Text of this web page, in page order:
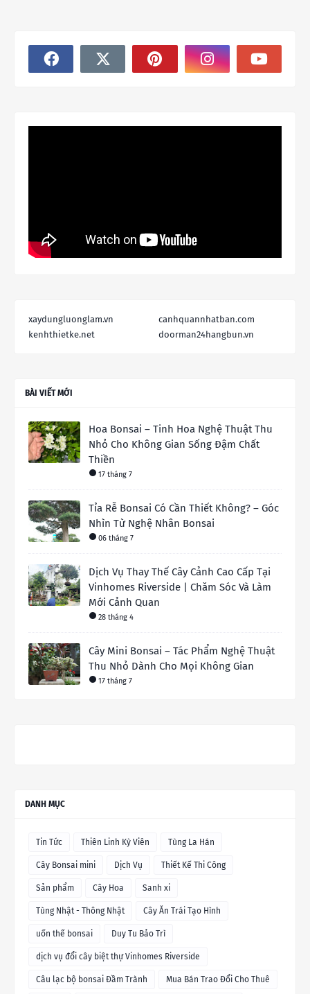
xaydungluonglam.vn
canhquannhatban.com
kenhthietke.net
doorman24hangbun.vn
BÀI VIẾT MỚI
Hoa Bonsai – Tinh Hoa Nghệ Thuật Thu
Nhỏ Cho Không Gian Sống Đậm Chất
Thiền
17 tháng 7
Tỉa Rễ Bonsai Có Cần Thiết Không? – Góc
Nhìn Từ Nghệ Nhân Bonsai
06 tháng 7
Dịch Vụ Thay Thế Cây Cảnh Cao Cấp Tại
Vinhomes Riverside | Chăm Sóc Và Làm
Mới Cảnh Quan
28 tháng 4
Cây Mini Bonsai – Tác Phẩm Nghệ Thuật
Thu Nhỏ Dành Cho Mọi Không Gian
17 tháng 7
DANH MỤC
Tin Tức Thiên Linh Kỳ Viên Tùng La Hán
Cây Bonsai mini Dịch Vụ Thiết Kế Thi Công
Sản phẩm Cây Hoa Sanh xi
Tùng Nhật - Thông Nhật Cây Ăn Trái Tạo Hình
uốn thế bonsai Duy Tu Bảo Trì
dịch vụ đổi cây biệt thự Vinhomes Riverside
Câu lạc bộ bonsai Đầm Trành Mua Bán Trao Đổi Cho Thuê